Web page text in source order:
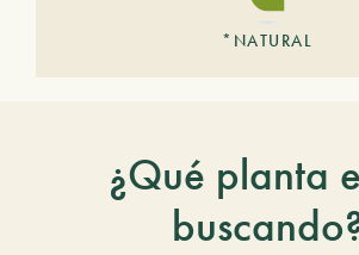
*NATURAL
¿Qué planta